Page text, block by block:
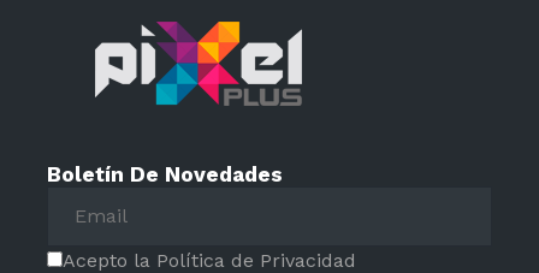
Boletín De Novedades
Acepto la Política de Privacidad